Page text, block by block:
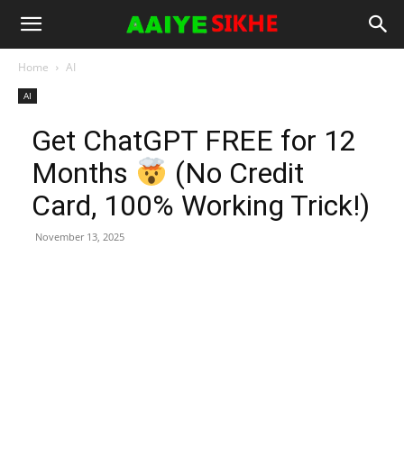
Home AI
AI
Get ChatGPT FREE for 12
Months
(No Credit
Card, 100% Working Trick!)
November 13, 2025